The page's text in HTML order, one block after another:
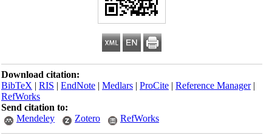
Download citation:
BibTeX|RIS|EndNote|Medlars|ProCite|Reference Manager
RefWorks
Send citation to:
Mendeley
Zotero RefWorks